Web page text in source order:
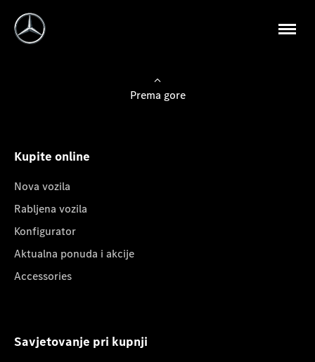
Prema gore
Kupite online
Nova vozila
Rabljena vozila
Konfigurator
Aktualna ponuda i akcije
Accessories
Savjetovanje pri kupnji